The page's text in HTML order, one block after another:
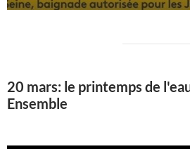
20 mars: le printemps de
Ensemble